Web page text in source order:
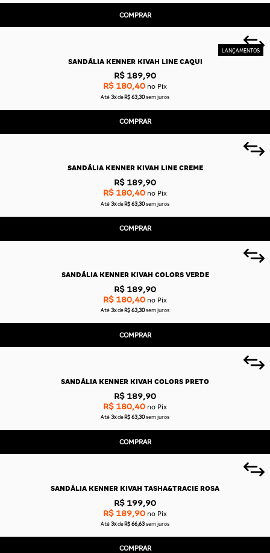
COMPRAR
SANDÁLIA KENNER KIVAH LINE CAQUI
R$ 189,90
R$ 180,40 no Pix
Até 3x de R$ 63,30sem juros
COMPRAR
SANDÁLIA KENNER KIVAH LINE CREME
R$ 189,90
R$ 180,40 no Pix
Até 3x de R$ 63,30sem juros
COMPRAR
SANDÁLIA KENNER KIVAH COLORS VERDE
R$ 189,90
R$ 180,40 no Pix
Até 3x de R$ 63,30sem juros
COMPRAR
SANDÁLIA KENNER KIVAH COLORS PRETO
R$ 189,90
R$ 180,40 no Pix
Até 3x de R$ 63,30sem juros
COMPRAR
SANDÁLIA KENNER KIVAH TASHA&TRACIE ROSA
R$ 199,90
R$ 189,90 no Pix
Até 3x de R$ 66,63 sem juros
COMPRAR